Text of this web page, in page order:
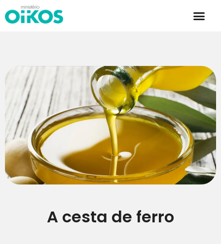
A cesta de ferro